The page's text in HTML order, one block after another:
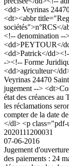
<dd> Veyrinas
<dt><abbr
sociétés">n°RCS</
<!-- denomination
<dd>PEYTOUR</
<dd>Patrick</
-><!-- Forme
<dd>agriculteur</
Veyrinas 24470
jugement -->
état des créances au
les réclamations
compter de la date
</dl> <p
2020111200031
07-06-2016
Jugement
des paiements : 24